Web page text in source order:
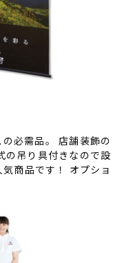
必需品。 店舗装飾の
の吊り具付きなので設
商品です！ オプショ
ください。 ※この商
懸垂幕 です。